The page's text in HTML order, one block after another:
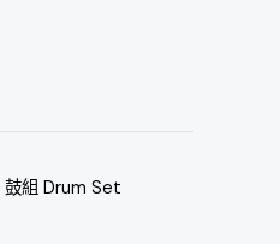
鼓組 Drum Set